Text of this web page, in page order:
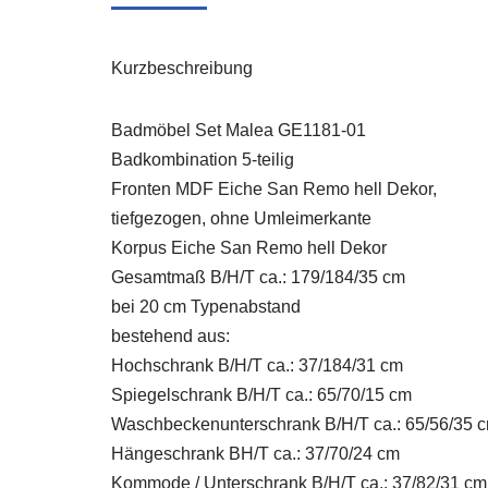
Kurzbeschreibung
Badmöbel Set Malea GE1181-01
Badkombination 5-teilig
Fronten MDF Eiche San Remo hell Dekor,
tiefgezogen, ohne Umleimerkante
Korpus Eiche San Remo hell Dekor
Gesamtmaß B/H/T ca.: 179/184/35 cm
bei 20 cm Typenabstand
bestehend aus:
Hochschrank B/H/T ca.: 37/184/31 cm
Spiegelschrank B/H/T ca.: 65/70/15 cm
Waschbeckenunterschrank B/H/T ca.: 65/56/35
Hängeschrank BH/T ca.: 37/70/24 cm
Kommode / Unterschrank B/H/T ca.: 37/82/31 cm